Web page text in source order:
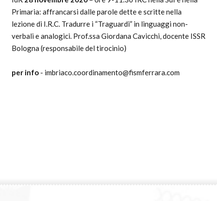
Primaria: affrancarsi dalle parole dette e scritte nella
lezione di I.R.C. Tradurre i “Traguardi” in linguaggi non-
verbali e analogici. Prof.ssa Giordana Cavicchi, docente ISSR
Bologna (responsabile del tirocinio)
per info - imbriaco.coordinamento@fismferrara.com